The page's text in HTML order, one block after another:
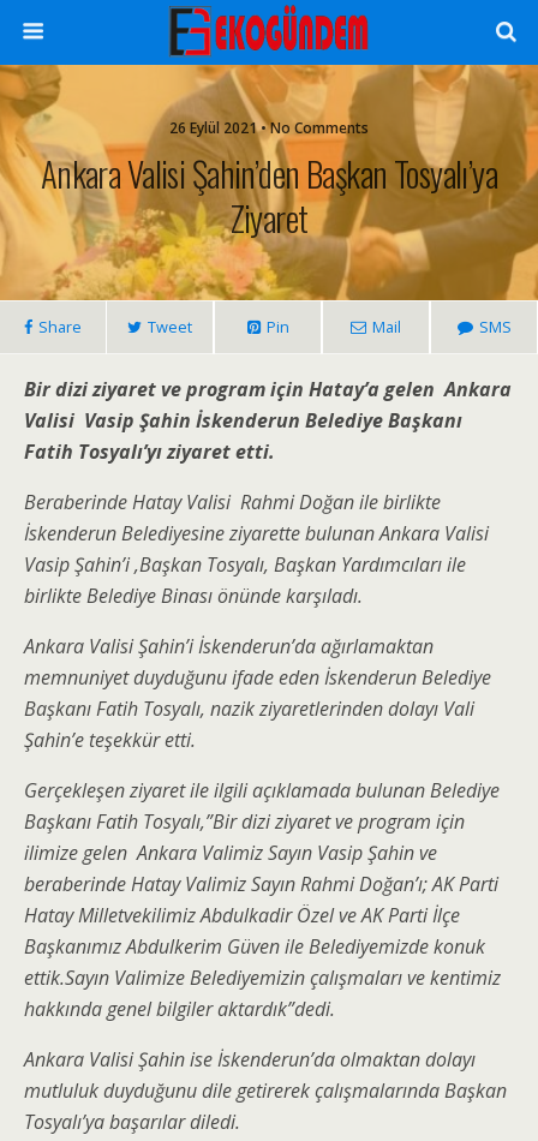
26 Eylül 2021 • No Comments
Ankara Valisi Şahin’den Başkan Tosyalı’ya
Ziyaret
Share Tweet Pin Mail SMS
Bir dizi ziyaret ve program için Hatay’a gelen Ankara
Valisi Vasip Şahin İskenderun Belediye Başkanı
Fatih Tosyalı’yı ziyaret etti.
Beraberinde Hatay Valisi Rahmi Doğan ile birlikte
İskenderun Belediyesine ziyarette bulunan Ankara Valisi
Vasip Şahin’i ,Başkan Tosyalı, Başkan Yardımcıları ile
birlikte Belediye Binası önünde karşıladı.
Ankara Valisi Şahin’i İskenderun’da ağırlamaktan
memnuniyet duyduğunu ifade eden İskenderun Belediye
Başkanı Fatih Tosyalı, nazik ziyaretlerinden dolayı Vali
Şahin’e teşekkür etti.
Gerçekleşen ziyaret ile ilgili açıklamada bulunan Belediye
Başkanı Fatih Tosyalı,”Bir dizi ziyaret ve program için
ilimize gelen Ankara Valimiz Sayın Vasip Şahin ve
beraberinde Hatay Valimiz Sayın Rahmi Doğan’ı; AK Parti
Hatay Milletvekilimiz Abdulkadir Özel ve AK Parti İlçe
Başkanımız Abdulkerim Güven ile Belediyemizde konuk
ettik.Sayın Valimize Belediyemizin çalışmaları ve kentimiz
hakkında genel bilgiler aktardık”dedi.
Ankara Valisi Şahin ise İskenderun’da olmaktan dolayı
mutluluk duyduğunu dile getirerek çalışmalarında Başkan
Tosyalı’ya başarılar diledi.